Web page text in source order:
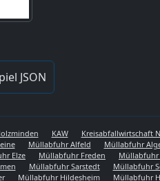
JSON
KAW Kreisabfallwirtschaft
Müllabfuhr Alfeld
Müllabfuhr
Elze Müllabfuhr Freden
Müllabfuhr
Müllabfuhr Sarstedt
Müllabfuhr
Müllabfuhr Hildesheim Müllabfuhr